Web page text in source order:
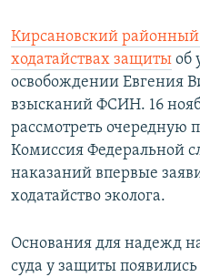
Кирсановский
ходатайствах защиты об
освобождении Евгения
взысканий ФСИН. 16
рассмотреть очередную
Комиссия Федеральной
наказаний впервые
ходатайство эколога.
Основания для надежд
суда у защиты